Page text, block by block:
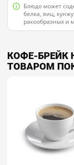
Блюдо может
белка, яиц,
ракообразных и
КОФЕ-БРЕЙК
ТОВАРОМ